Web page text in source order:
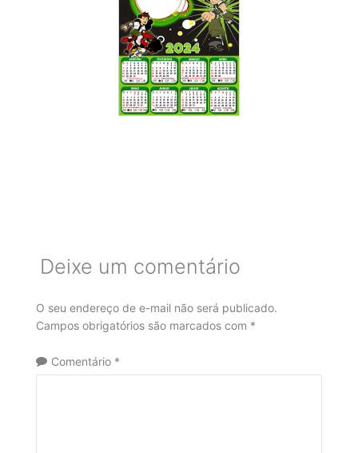
Deixe um comentário
O seu endereço de e-mail não será publicado.
Campos obrigatórios são marcados com *
Comentário *